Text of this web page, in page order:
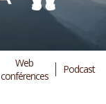
Web
conférences
Podcast